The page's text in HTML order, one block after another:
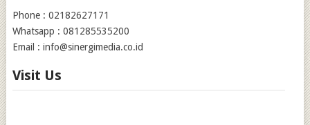
Phone : 02182627171
Whatsapp : 081285535200
Email : info@sinergimedia.co.id
Visit Us